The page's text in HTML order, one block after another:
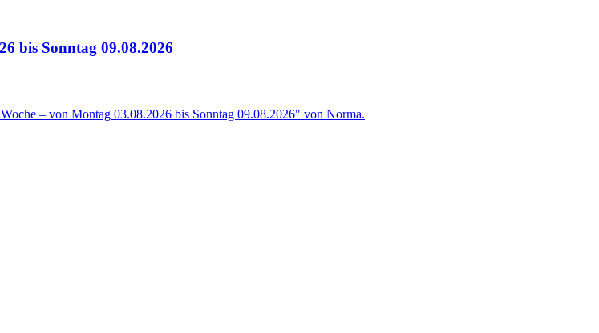
bis Sonntag 09.08.2026
– von Montag 03.08.2026 bis Sonntag 09.08.2026" von Norma.